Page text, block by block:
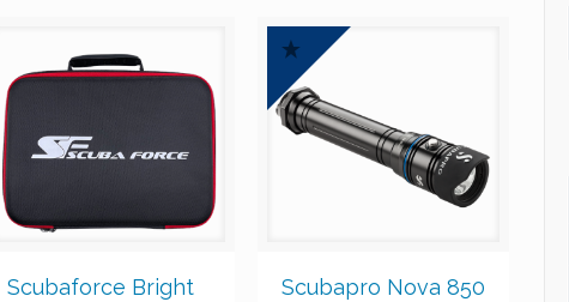
Scubaforce Bright
Scubapro Nova 850